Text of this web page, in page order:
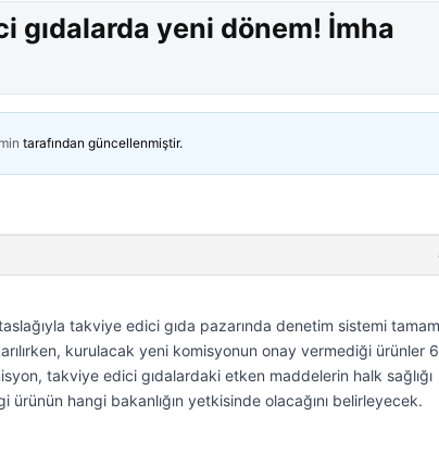
gıdalarda yeni dönem! İmha
tarafından güncellenmiştir.
taslağıyla takviye edici gıda pazarında denetim sistemi
kurulacak yeni komisyonun onay vermediği ürünler
takviye edici gıdalardaki etken maddelerin halk sağlığı
hangi bakanlığın yetkisinde olacağını belirleyecek.